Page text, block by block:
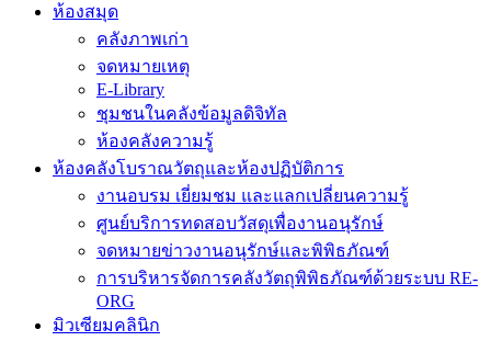
ห้องสมุด
คลังภาพเก่า
จดหมายเหตุ
E-Library
ชุมชนในคลังข้อมูลดิจิทัล
ห้องคลังความรู้
ห้องคลังโบราณวัตถุและห้องปฏิบัติการ
งานอบรม เยี่ยมชม และแลกเปลี่ยนความรู้
ศูนย์บริการทดสอบวัสดุเพื่องานอนุรักษ์
จดหมายข่าวงานอนุรักษ์และพิพิธภัณฑ์
การบริหารจัดการคลังวัตถุพิพิธภัณฑ์ด้วยระบบ RE-
ORG
มิวเซียมคลินิก